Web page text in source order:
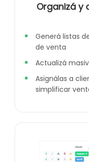
Organizá y
Generá listas
de venta
Actualizá
Asignálas a
simplificar